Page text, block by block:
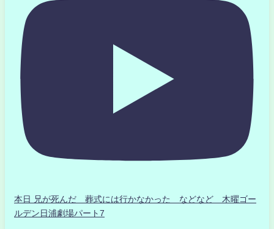
本日 兄が死んだ 葬式には行かなかった などなど 木曜ゴー
ルデン日浦劇場パート7